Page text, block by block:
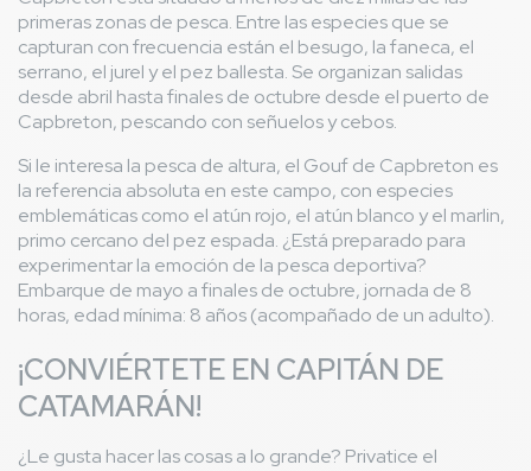
primeras zonas de pesca. Entre las especies que se
capturan con frecuencia están el besugo, la faneca, el
serrano, el jurel y el pez ballesta. Se organizan salidas
desde abril hasta finales de octubre desde el puerto de
Capbreton, pescando con señuelos y cebos.
Si le interesa la pesca de altura, el Gouf de Capbreton es
la referencia absoluta en este campo, con especies
emblemáticas como el atún rojo, el atún blanco y el marlin,
primo cercano del pez espada. ¿Está preparado para
experimentar la emoción de la pesca deportiva?
Embarque de mayo a finales de octubre, jornada de 8
horas, edad mínima: 8 años (acompañado de un adulto).
¡CONVIÉRTETE EN CAPITÁN DE
CATAMARÁN!
¿Le gusta hacer las cosas a lo grande? Privatice el